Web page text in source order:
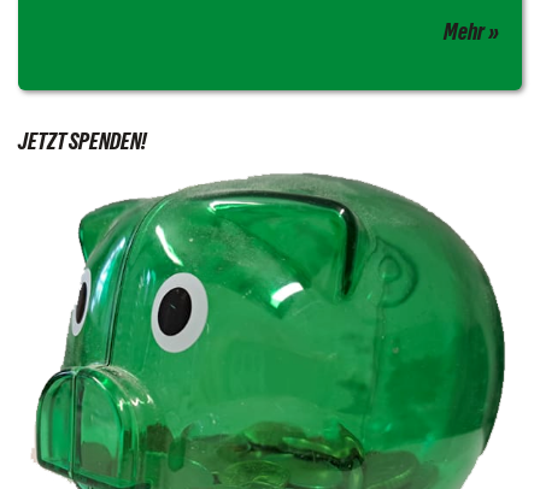
Mehr
JETZT SPENDEN!